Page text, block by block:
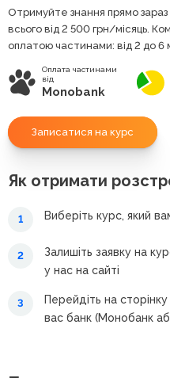
Отримуйте знання прямо зараз
всього від 2 500 грн/місяць.
оплатою частинами: від 2 до 6
Оплата частинами
від
Monobank
Записатися на курс
Як отримати
1 Виберіть курс, який
2
Залишіть заявку на
у нас на сайті
3
Перейдіть на
вас банк (Монобанк